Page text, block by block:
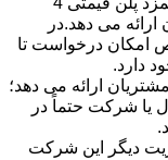
ارائه می دهد.در
امکان درخواست تا
دارد.
24 ساعته به مشتریان ارائه می دهد؛
یا شرکت حتماً در
دیگر این شرکت